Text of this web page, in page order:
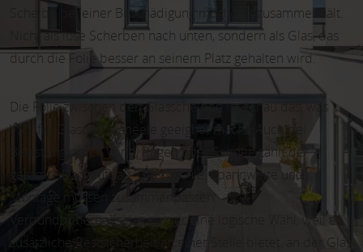
Scheibe bei einer Beschädigung möglichst zusammenhält.
Nicht als lose Scherben nach unten, sondern als Glas, das
durch die Folie besser an seinem Platz gehalten wird.
Die Folie zwischen den Glasscheiben ist genau das, was
VSG für Glasdachpaneele geeignet macht. Auch bei
Belastung durch Wind, Regen oder Schnee zählt der
gesamte Dachaufbau. Glas, Profile, Spannweite und
Montage müssen zusammenpassen.
Verbundsicherheitsglas ist hier eine logische Wahl, weil es
zusätzliche Restsicherheit an einer Stelle bietet, an der Glas